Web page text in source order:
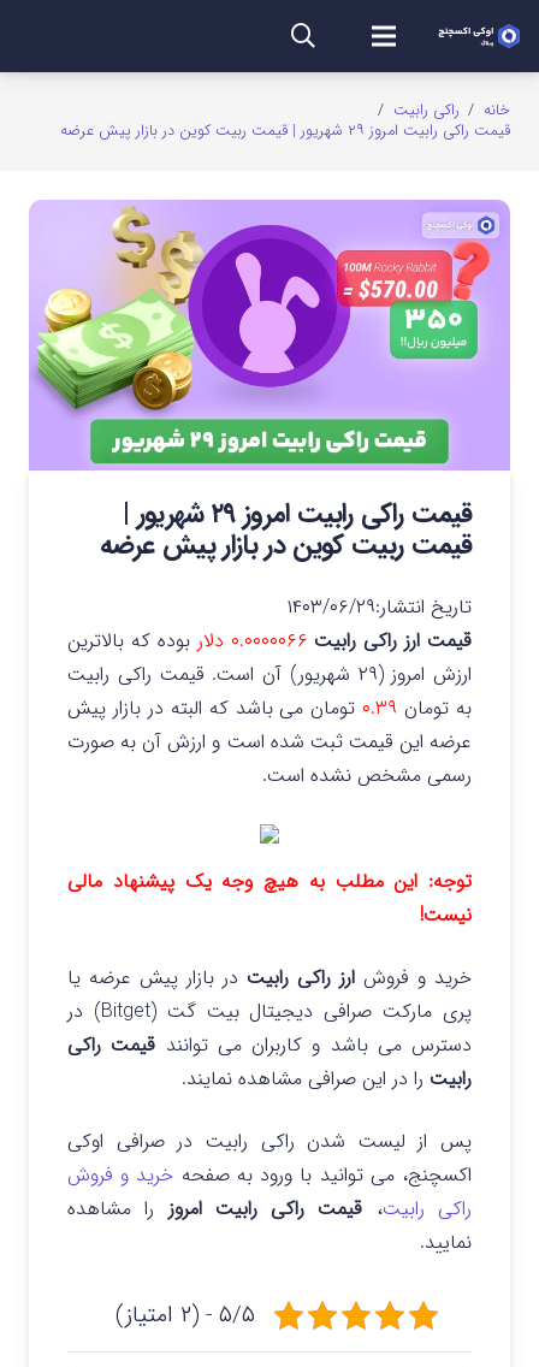
خانه / راکی رابیت /
قیمت راکی رابیت امروز ۲۹ شهریور | قیمت ربیت کوین در بازار پیش عرضه
قیمت راکی رابیت امروز ۲۹ شهریور |
قیمت ربیت کوین در بازار پیش عرضه
تاریخ انتشار:۱۴۰۳/۰۶/۲۹
قیمت ارز راکی رابیت ۰.۰۰۰۰۰۶۶ دلار
بوده که بالاترین
ارزش امروز (۲۹ شهریور) آن است. قیمت راکی رابیت
به تومان ۰.۳۹ تومان می باشد که البته در بازار پیش
عرضه این قیمت ثبت شده است و ارزش آن به صورت
رسمی مشخص نشده است.
توجه: این مطلب به هیچ وجه یک پیشنهاد مالی
نیست!
خرید و فروش ارز راکی رابیت در بازار پیش عرضه یا
پری مارکت صرافی دیجیتال بیت گت (Bitget) در
دسترس می باشد و کاربران می توانند قیمت راکی
رابیت را در این صرافی مشاهده نمایند.
پس از لیست شدن راکی رابیت در صرافی اوکی
اکسچنج، می توانید با ورود به صفحه خرید و فروش
راکی رابیت، قیمت راکی رابیت امروز را مشاهده
نمایید.
۵/۵ - (۲ امتیاز)